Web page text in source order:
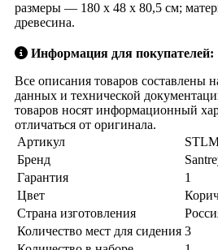
размеры — 180 х 48 х 80,5 см;
древесина.
Информация для покупателей:
Все описания товаров составлены
данных и технической
товаров носят информационный
отличаться от оригинала.
Артикул
Бренд
Гарантия
1
Цвет
Страна изготовления
Количество мест для сидения 3